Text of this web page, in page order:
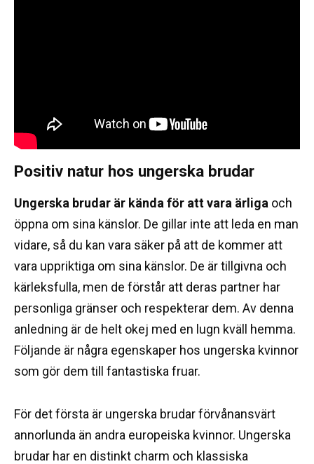
Positiv natur hos ungerska brudar
Ungerska brudar är kända för att vara ärliga och
öppna om sina känslor. De gillar inte att leda en man
vidare, så du kan vara säker på att de kommer att
vara uppriktiga om sina känslor. De är tillgivna och
kärleksfulla, men de förstår att deras partner har
personliga gränser och respekterar dem. Av denna
anledning är de helt okej med en lugn kväll hemma.
Följande är några egenskaper hos ungerska kvinnor
som gör dem till fantastiska fruar.
För det första är ungerska brudar förvånansvärt
annorlunda än andra europeiska kvinnor. Ungerska
brudar har en distinkt charm och klassiska